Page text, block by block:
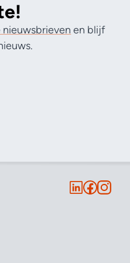
nieuwsbrieven en blijf